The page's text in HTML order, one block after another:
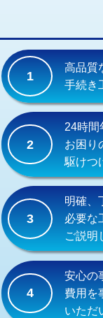
交換・取付(単水
式）)
交換・取付(混合
式・ワンホール）)
交換・取付(排水
（P/S/ポップア
交換・取付（そ
持込商品取付（
持込商品取付（
持込商品取付（
給水管工事※（
給水管工事※（バ
1
高品質
手続き
2
24時間
お困り
駆けつ
3
明確、
必要な
ご説明
4
安心の
費用を
いただ